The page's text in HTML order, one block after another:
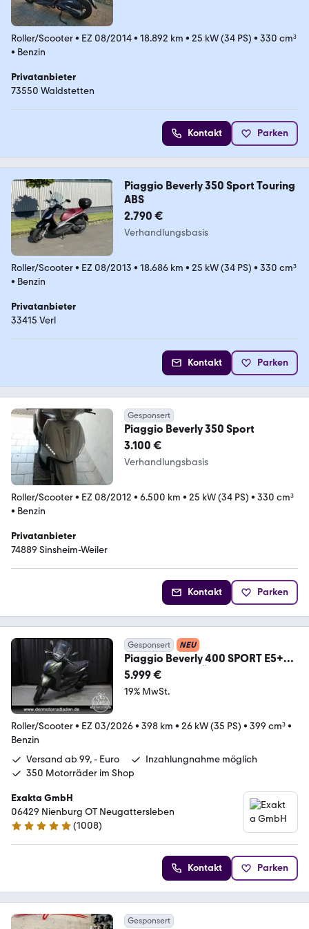
Roller/Scooter• EZ 08/2014• 18.892 km • 25 kW (34 PS) • 330 cm³
• Benzin
Privatanbieter
73550 Waldstetten
Kontakt Parken
Piaggio Beverly 350 Sport Touring
ABS
2.790 €
Verhandlungsbasis
Roller/Scooter• EZ 08/2013 • 18.686 km • 25 kW (34 PS) • 330 cm³
• Benzin
Privatanbieter
33415 Verl
Kontakt Parken
Gesponsert
Piaggio Beverly 350 Sport
3.100 €
Verhandlungsbasis
Roller/Scooter• EZ 08/2012 • 6.500 km • 25 kW (34 PS) • 330 cm³
• Benzin
Privatanbieter
74889 Sinsheim-Weiler
Kontakt Parken
Gesponsert NEU
Piaggio Beverly 400 SPORT E5+
GREEN // VORFÜHRER //
5.999 €
19% MwSt.
Roller/Scooter• EZ 03/2026• 398 km • 26 kW (35 PS) • 399 cm³•
Benzin
Versand ab 99, - Euro
Inzahlungnahme möglich
350 Motorräder im Shop
Exakta GmbH
06429 Nienburg OT Neugattersleben
4.8 Sterne
(1008)
Kontakt Parken
Gesponsert